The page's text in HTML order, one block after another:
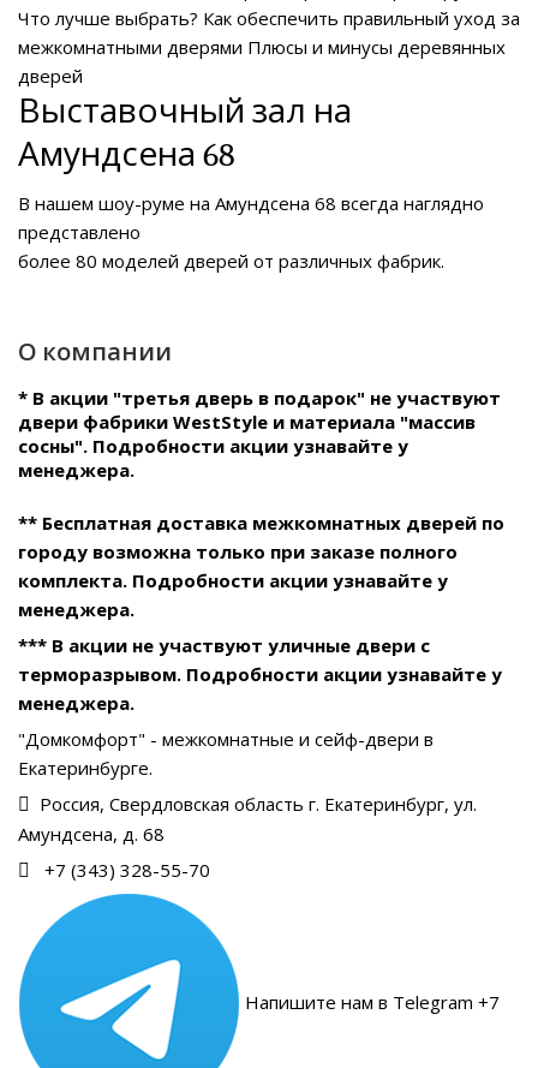
Что лучше выбрать? Как обеспечить правильный уход за
межкомнатными дверями Плюсы и минусы деревянных
дверей
Выставочный зал на
Амундсена 68
В нашем шоу-руме на Амундсена 68 всегда наглядно
представлено
более 80 моделей дверей от различных фабрик.
О компании
* В акции "третья дверь в подарок" не участвуют
двери фабрики WestStyle и материала "массив
сосны". Подробности акции узнавайте у
менеджера.
** Бесплатная доставка межкомнатных дверей по
городу возможна только при заказе полного
комплекта. Подробности акции узнавайте у
менеджера.
*** В акции не участвуют уличные двери с
терморазрывом. Подробности акции узнавайте у
менеджера.
"Домкомфорт" - межкомнатные и сейф-двери в
Екатеринбурге.
Россия, Свердловская область г. Екатеринбург, ул.
Амундсена, д. 68
+7 (343) 328-55-70
Напишите нам в Telegram +7